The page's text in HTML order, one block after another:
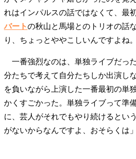
れはインパルスの話ではなくて、最
バートの秋山と馬場とのトリオの話
り、ちょっとややこしいんですよね。
一番強烈なのは、単独ライブだっ
分たちで考えて自分たちしか出演し
を負いながら上演した一番最初の単
かくすごかった。単独ライブって準
に、芸人がそれでもやり続けるとい
がないからなんですよ、おそらくは」